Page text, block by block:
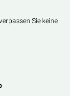
Sie keine